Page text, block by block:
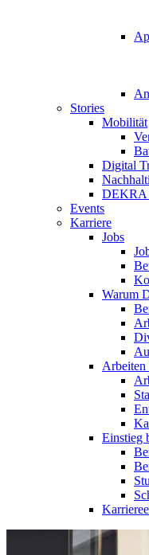
Stories
Mobilität
Digital
DEKRA
Events
Karriere
Jobs
Warum
Einstieg